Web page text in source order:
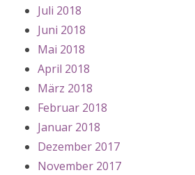
Juli 2018
Juni 2018
Mai 2018
April 2018
März 2018
Februar 2018
Januar 2018
Dezember 2017
November 2017